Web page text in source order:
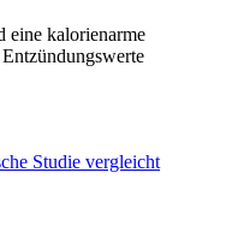
eine kalorienarme